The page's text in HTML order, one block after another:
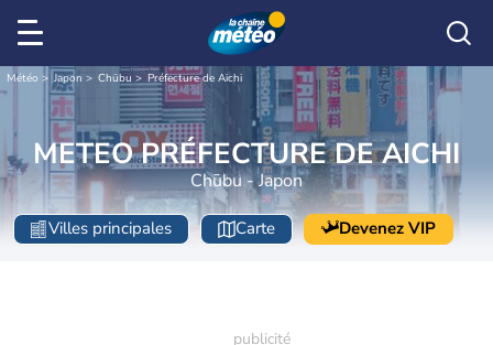
Météo Japon Chūbu Préfecture de Aichi
METEO PRÉFECTURE DE AICHI
Chūbu - Japon
Villes principales Carte Devenez VIP